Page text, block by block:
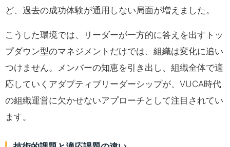
ど、過去の成功体験が通用しない局面が増えました。
こうした環境では、リーダーが一方的に答えを出すトッ
プダウン型のマネジメントだけでは、組織は変化に追い
つけません。メンバーの知恵を引き出し、組織全体で適
応していくアダプティブリーダーシップが、VUCA時代
の組織運営に欠かせないアプローチとして注目されてい
ます。